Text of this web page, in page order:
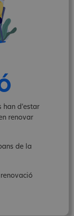
han d’estar
renovar
de la